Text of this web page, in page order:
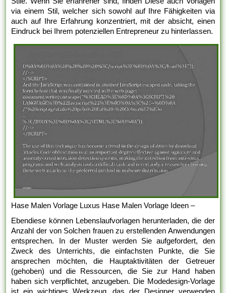
via einem Stil, welcher sich sowohl auf Ihre Fähigkeiten via
auch auf Ihre Erfahrung konzentriert, mit der absicht, einen
Eindruck bei Ihrem potenziellen Entrepreneur zu hinterlassen.
Hase Malen Vorlage Luxus Hase Malen Vorlage Ideen –
Ebendiese können Lebenslaufvorlagen herunterladen, die der
Anzahl der von Solchen frauen zu erstellenden Anwendungen
entsprechen. In der Muster werden Sie aufgefordert, den
Zweck des Unterrichts, die einfachsten Punkte, die Sie
ansprechen möchten, die Hauptaktivitäten der Getreuer
(gehoben) und die Ressourcen, die Sie zur Hand haben
haben sich verpflichtet, anzugeben. Die Modedesign-Vorlage
ist ein wichtiges Werkzeug, das der Designer verwenden